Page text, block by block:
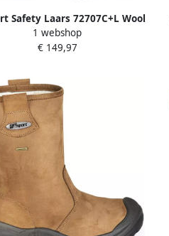
Safety Laars 72707C+L Wool
+ KN Cognac 00.049.001.47
1 webshop
€ 149,97